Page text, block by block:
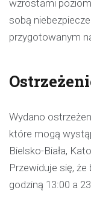
wzrostami
sobą
przygotowanym
Wydano
które mogą
Bielsko-Biała,
Przewiduje się,
godziną 13:00 a